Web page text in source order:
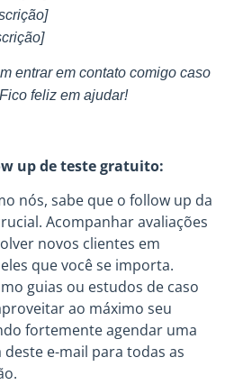
entrar em contato comigo caso
feliz em ajudar!
up de teste gratuito:
nós, sabe que o follow up da
Acompanhar avaliações
novos clientes em
que você se importa.
guias ou estudos de caso
ao máximo seu
fortemente agendar uma
e-mail para todas as